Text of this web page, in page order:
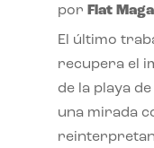
por Flat
El último
recupera el
de la playa
una mirada